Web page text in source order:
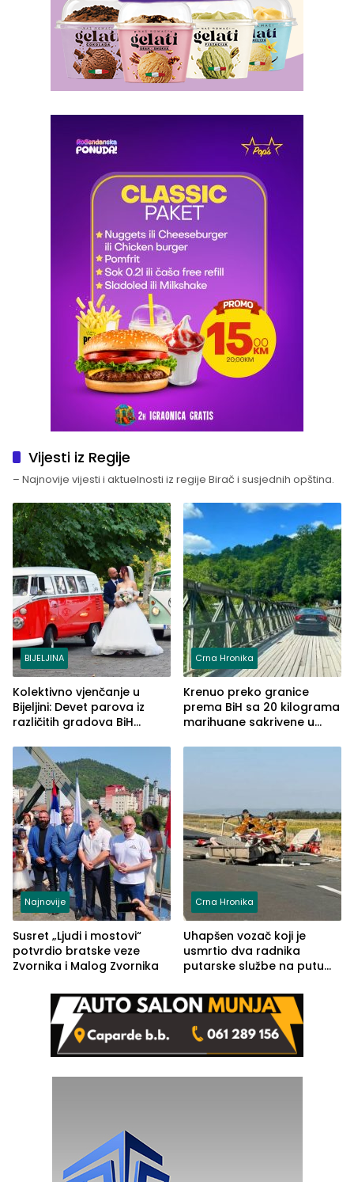
Vijesti iz Regije
– Najnovije vijesti i aktuelnosti iz regije Birač i susjednih opština.
BIJELJINA
Kolektivno vjenčanje u
Bijeljini: Devet parova iz
različitih gradova BiH
Crna Hronika
Krenuo preko granice
prema BiH sa 20 kilograma
marihuane sakrivene u
Najnovije
Susret „Ljudi i mostovi“
potvrdio bratske veze
Zvornika i Malog Zvornika
Crna Hronika
Uhapšen vozač koji je
usmrtio dva radnika
putarske službe na putu
(FOTO)